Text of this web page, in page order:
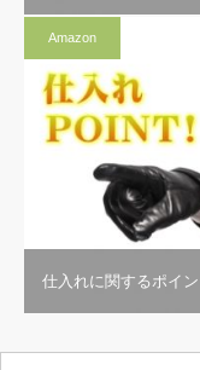
Amazon
仕入れに関するポイ